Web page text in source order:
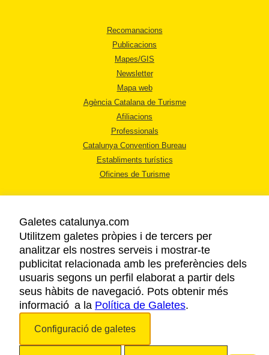
Recomanacions
Publicacions
Mapes/GIS
Newsletter
Mapa web
Agència Catalana de Turisme
Afiliacions
Professionals
Catalunya Convention Bureau
Establiments turístics
Oficines de Turisme
AVÍS LEGAL
POLÍTICA DE PRIVACITAT
COOKIES
ACCESSIBILITAT
Galetes catalunya.com
Utilitzem galetes pròpies i de tercers per
analitzar els nostres serveis i mostrar-te
publicitat relacionada amb les preferències dels
usuaris segons un perfil elaborat a partir dels
seus hàbits de navegació. Pots obtenir més
informació a la Política de Galetes.
Configuració de galetes